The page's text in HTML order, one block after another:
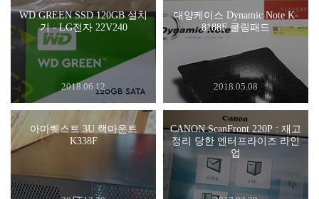
WD GREEN SSD 120GB 설치
기 - LG전자 22V240
2018.06.12
대양케이스 Dynamic Note K-
8188F 쿨링패드
2018.05.08
아마퀘스트 3U 랙마운트
K338F
CANON ScanFront 220P : 재고
정리 당한 엔터프라이즈 라인
업